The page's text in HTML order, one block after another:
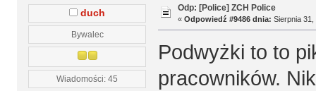
duch
Bywalec
Wiadomości: 45
Odp: [Police] ZCH Police
« Odpowiedź #9486 dnia: Sierpnia
Podwyżki to to
pracowników.